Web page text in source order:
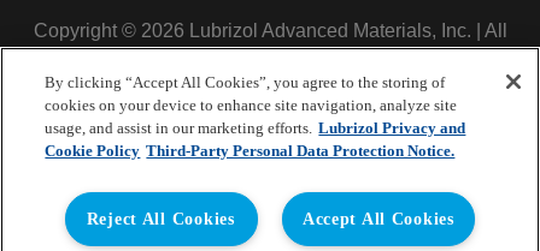
Copyright © 2026 Lubrizol Advanced Materials, Inc. | All
By clicking “Accept All Cookies”, you agree to the storing of
cookies on your device to enhance site navigation, analyze site
usage, and assist in our marketing efforts. Lubrizol Privacy and
Cookie Policy Third-Party Personal Data Protection Notice.
Accept All Cookies
Reject All Cookies